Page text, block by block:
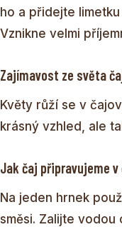
ho a přidejte
Vznikne velmi
Zajímavost ze světa
Květy růží se v
krásný vzhled, ale
Jak čaj připravujeme v
Na jeden hrnek
směsi. Zalijte vodou